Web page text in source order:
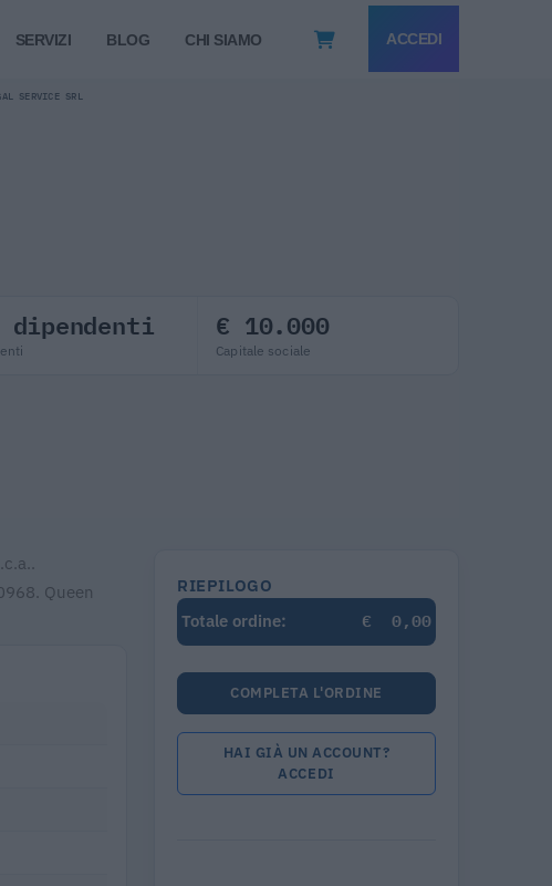
SERVIZI BLOG CHI SIAMO ACCEDI
SERVICE SRL
dipendenti € 10.000
Capitale sociale
Queen
RIEPILOGO
Totale ordine:
€ 0,00
COMPLETA L'ORDINE
HAI GIÀ UN ACCOUNT?
ACCEDI